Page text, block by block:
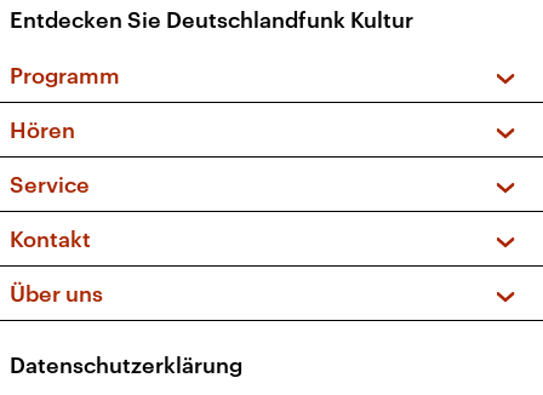
Entdecken Sie Deutschlandfunk Kultur
Programm
Sendungen und Podcasts
Musikliste
Kakadu – Das Kinderprogramm
Hören
Frequenzen (UKW + DAB+)
Service
FAQ
Apps
Newsletter
Veranstaltungen
Kontakt
Social Media
Über uns
Presse
Datenschutzerklärung